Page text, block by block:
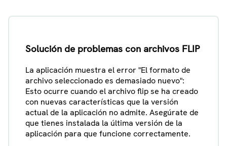
Solución de problemas con archivos FLIP
La aplicación muestra el error "El formato de
archivo seleccionado es demasiado nuevo":
Esto ocurre cuando el archivo flip se ha creado
con nuevas características que la versión
actual de la aplicación no admite. Asegúrate de
que tienes instalada la última versión de la
aplicación para que funcione correctamente.